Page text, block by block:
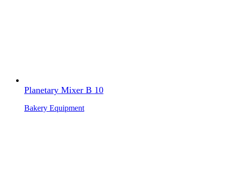
Planetary Mixer B 10
Bakery Equipment